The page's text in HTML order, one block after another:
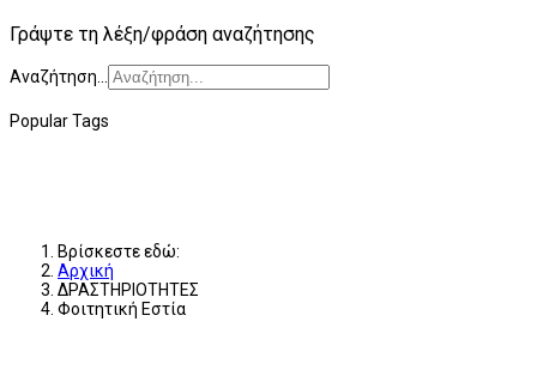
Γράψτε τη λέξη/φράση αναζήτησης
Αναζήτηση...
Popular Tags
Βρίσκεστε εδώ:
Αρχική
ΔΡΑΣΤΗΡΙΟΤΗΤΕΣ
Φοιτητική Εστία